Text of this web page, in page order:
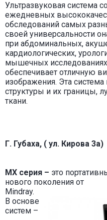
Ультразвуковая система
ежедневных
обследований самых
своей универсальности
при абдоминальных,
кардиологических,
мышечных
обеспечивает отличную
изображения. Эта
структуры и их границы,
ткани.
Г. Губаха, ( ул. Кирова 3а)
MX серия – это
нового поколения от
Mindray.
В основе
систем –